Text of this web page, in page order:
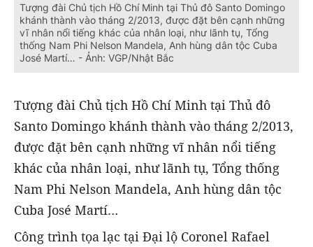
Tượng đài Chủ tịch Hồ Chí Minh tại Thủ đô Santo Domingo
khánh thành vào tháng 2/2013, được đặt bên cạnh những
vĩ nhân nổi tiếng khác của nhân loại, như lãnh tụ, Tổng
thống Nam Phi Nelson Mandela, Anh hùng dân tộc Cuba
José Martí… - Ảnh: VGP/Nhật Bắc
Tượng đài Chủ tịch Hồ Chí Minh tại Thủ đô
Santo Domingo khánh thành vào tháng 2/2013,
được đặt bên cạnh những vĩ nhân nổi tiếng
khác của nhân loại, như lãnh tụ, Tổng thống
Nam Phi Nelson Mandela, Anh hùng dân tộc
Cuba José Martí…
Công trình tọa lạc tại Đại lộ Coronel Rafael